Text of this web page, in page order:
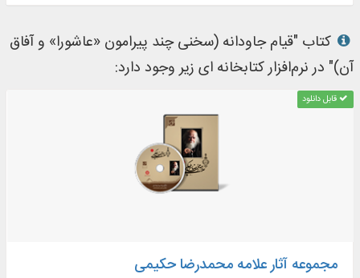
کتاب "قیام جاودانه (سخنی چند پیرامون «عاشورا» و آفاق
آن)" در نرم‌افزار کتابخانه ای زیر وجود دارد:
قابل دانلود
مجموعه آثار علامه محمدرضا حکیمی